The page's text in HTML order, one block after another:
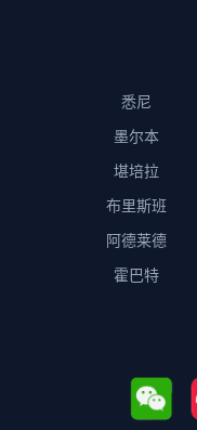
悉尼
墨尔本
堪培拉
布里斯班
阿德莱德
霍巴特